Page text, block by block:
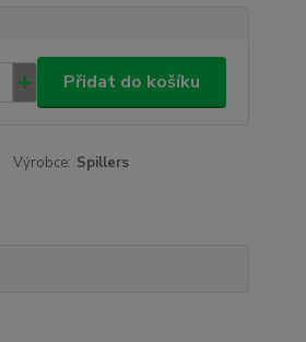
Přidat do košíku
Výrobce: Spillers